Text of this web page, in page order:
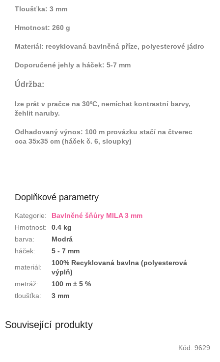
Tloušťka: 3 mm
Hmotnost: 260 g
Materiál: recyklovaná bavlněná příze, polyesterové jádro
Doporučené jehly a háček: 5-7 mm
Údržba:
lze prát v pračce na 30ºC, nemíchat kontrastní barvy,
žehlit naruby.
Odhadovaný výnos: 100 m provázku stačí na čtverec
cca 35x35 cm (háček č. 6, sloupky)
Doplňkové parametry
Kategorie:
Bavlněné šňůry MILA 3 mm
Hmotnost:
0.4 kg
barva:
Modrá
háček: 5 - 7 mm
materiál:
100% Recyklovaná bavlna (polyesterová
výplň)
metráž:
100 m ± 5 %
tloušťka: 3 mm
Související produkty
Kód: 9629